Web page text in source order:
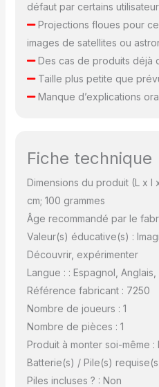
défaut par certains
Projections floues pour
images de satellites ou
Des cas de produits déjà
Taille plus petite que
Manque d’explications
Fiche technique
Dimensions du produit (L x l
cm; 100 grammes
Âge recommandé par le
Valeur(s) éducative(s) :
Découvrir, expérimenter
Langue : : Espagnol,
Référence fabricant : 7250
Nombre de joueurs : 1
Nombre de pièces : 1
Produit à monter soi-même :
Batterie(s) / Pile(s)
Piles incluses ? : Non